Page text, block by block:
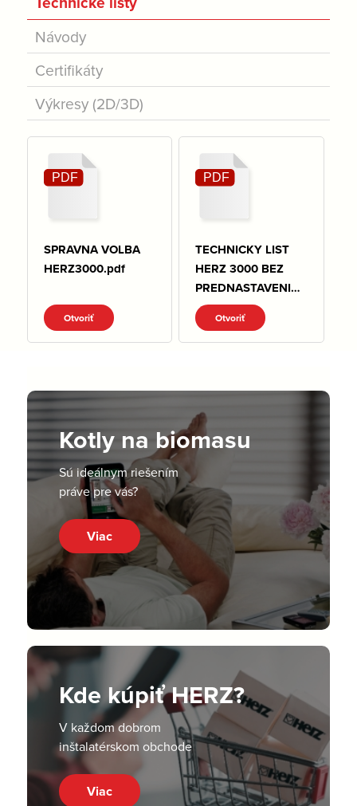
Návody
Certifikáty
Výkresy (2D/3D)
SPRAVNA VOLBA
HERZ3000.pdf
Otvoriť
TECHNICKY LIST
HERZ 3000 BEZ
PREDNASTAVENIA.
pdf
Otvoriť
Kotly na biomasu
Sú ideálnym riešením
práve pre vás?
Viac
Kde kúpiť HERZ?
V každom dobrom
inštalatérskom obchode
Viac